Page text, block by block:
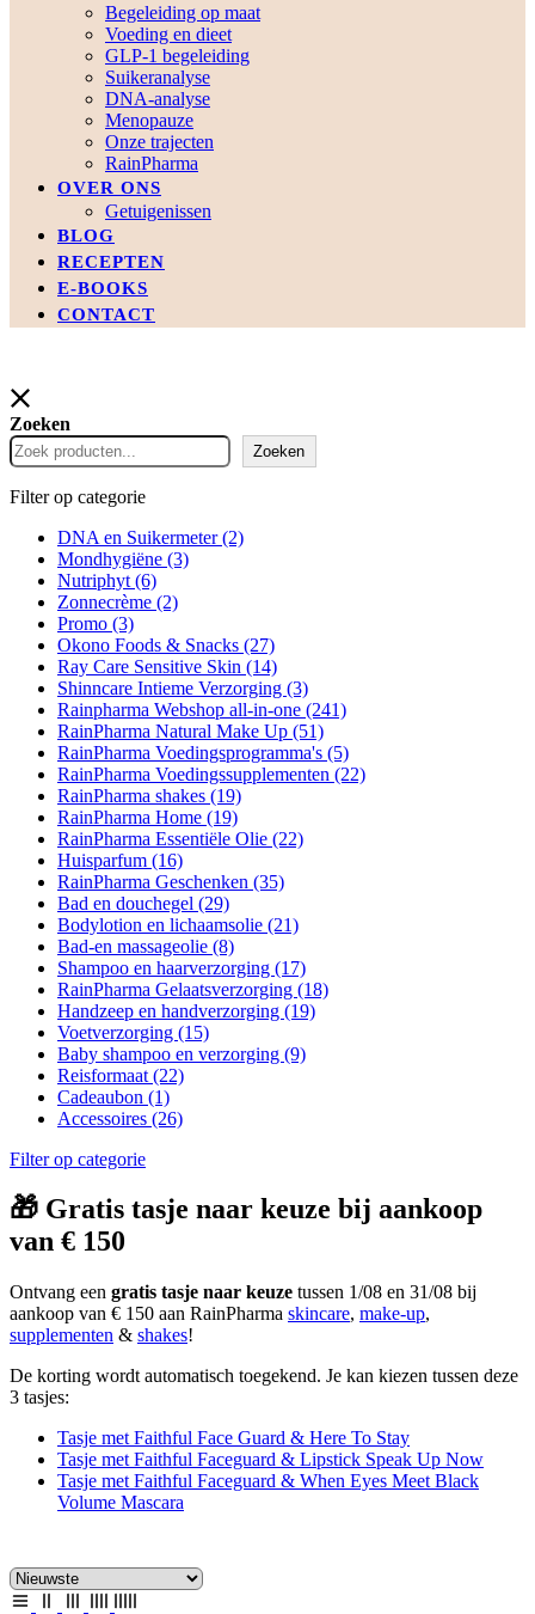
Begeleiding op maat
Voeding en dieet
GLP-1 begeleiding
Suikeranalyse
DNA-analyse
Menopauze
Onze trajecten
RainPharma
OVER ONS
Getuigenissen
BLOG
RECEPTEN
E-BOOKS
CONTACT
Zoeken
Zoeken
Filter op categorie
DNA en Suikermeter(2)
Mondhygiëne (3)
Nutriphyt (6)
Zonnecrème (2)
Promo (3)
Okono Foods & Snacks (27)
Ray Care Sensitive Skin (14)
Shinncare Intieme Verzorging (3)
Rainpharma Webshop all-in-one (241)
RainPharma Natural Make Up (51)
RainPharma Voedingsprogramma's (5)
RainPharma Voedingssupplementen (22)
RainPharma shakes (19)
RainPharma Home (19)
RainPharma Essentiële Olie (22)
Huisparfum (16)
RainPharma Geschenken (35)
Bad en douchegel (29)
Bodylotion en lichaamsolie (21)
Bad-en massageolie (8)
Shampoo en haarverzorging (17)
RainPharma Gelaatsverzorging (18)
Handzeep en handverzorging (19)
Voetverzorging (15)
Baby shampoo en verzorging (9)
Reisformaat (22)
Cadeaubon (1)
Accessoires (26)
Filter op categorie
🎁 Gratis tasje naar keuze bij aankoop
van € 150
Ontvang een gratis tasje naar keuze tussen 1/08 en 31/08 bij
aankoop van € 150 aan RainPharma skincare, make-up,
supplementen & shakes!
De korting wordt automatisch toegekend. Je kan kiezen tussen deze
3 tasjes:
Tasje met Faithful Face Guard & Here To Stay
Tasje met Faithful Faceguard & Lipstick Speak Up Now
Tasje met Faithful Faceguard & When Eyes Meet Black
Volume Mascara